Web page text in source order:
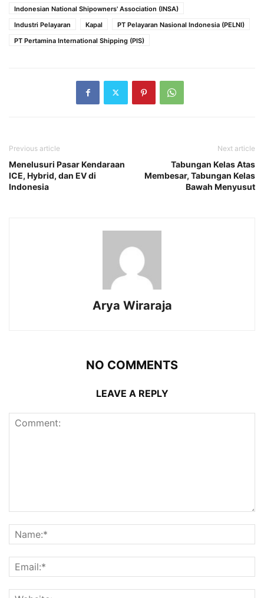
Indonesian National Shipowners' Association (INSA)
Industri Pelayaran
Kapal
PT Pelayaran Nasional Indonesia (PELNI)
PT Pertamina International Shipping (PIS)
Previous article
Menelusuri Pasar Kendaraan
ICE, Hybrid, dan EV di
Indonesia
Next article
Tabungan Kelas Atas
Membesar, Tabungan Kelas
Bawah Menyusut
Arya Wiraraja
NO COMMENTS
LEAVE A REPLY